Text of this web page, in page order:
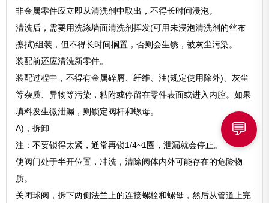
非金属零件应立即从清洗剂中取出，不得长时间浸泡。
清洗后，需要用洗涤墙面清洗剂挥发(可用未浸泡清洗剂的丝布
擦拭)组装，但不得长时间搁置，否则会生锈，被灰尘污染。
装配前还应清洗新零件。
装配过程中，不得有金属碎屑、纤维、油(规定使用除外)、灰尘
等杂质、异物等污染，粘附或停留在零件表面或进入内腔。如果
填料发生微泄漏，则锁定阀杆和螺母。
A)，拆卸
注：不要锁得太紧，通常再锁1/4~1圈，泄漏就会停止。
使阀门处于半开位置，冲洗，清除阀体内外可能存在的危险物
质。
关闭球阀，拆下两侧法兰上的连接螺栓和螺母，然后从管道上完
💬